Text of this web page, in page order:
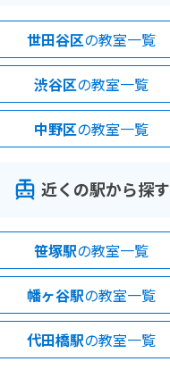
世田谷区の教室一覧
渋谷区の教室一覧
中野区の教室一覧
近くの駅から探す
笹塚駅の教室一覧
幡ヶ谷駅の教室一覧
代田橋駅の教室一覧